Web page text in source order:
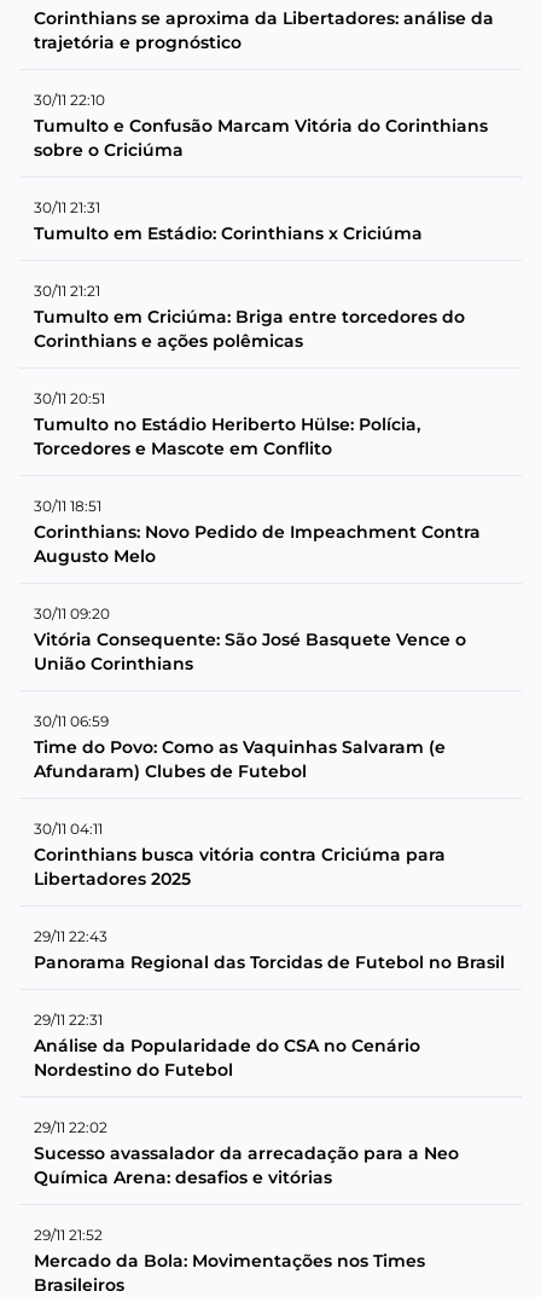
Corinthians se aproxima da Libertadores: análise da
trajetória e prognóstico
30/11 22:10
Tumulto e Confusão Marcam Vitória do Corinthians
sobre o Criciúma
30/11 21:31
Tumulto em Estádio: Corinthians x Criciúma
30/11 21:21
Tumulto em Criciúma: Briga entre torcedores do
Corinthians e ações polêmicas
30/11 20:51
Tumulto no Estádio Heriberto Hülse: Polícia,
Torcedores e Mascote em Conflito
30/11 18:51
Corinthians: Novo Pedido de Impeachment Contra
Augusto Melo
30/11 09:20
Vitória Consequente: São José Basquete Vence o
União Corinthians
30/11 06:59
Time do Povo: Como as Vaquinhas Salvaram (e
Afundaram) Clubes de Futebol
30/11 04:11
Corinthians busca vitória contra Criciúma para
Libertadores 2025
29/11 22:43
Panorama Regional das Torcidas de Futebol no Brasil
29/11 22:31
Análise da Popularidade do CSA no Cenário
Nordestino do Futebol
29/11 22:02
Sucesso avassalador da arrecadação para a Neo
Química Arena: desafios e vitórias
29/11 21:52
Mercado da Bola: Movimentações nos Times
Brasileiros